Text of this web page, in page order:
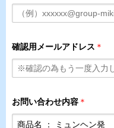
確認用メールアドレス ＊
お問い合わせ内容 ＊